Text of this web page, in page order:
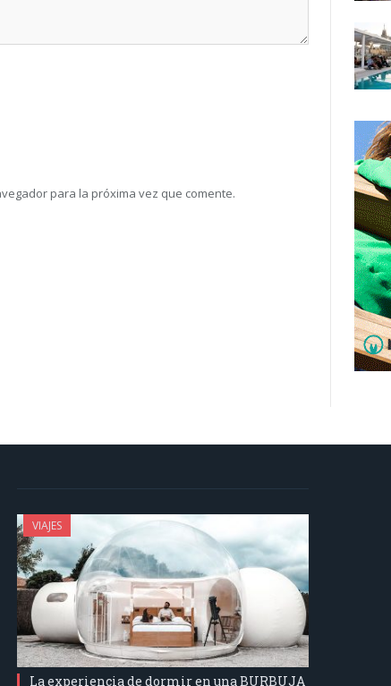
para la próxima vez que comente.
VIAJES
La experiencia de dormir en una BURBUJA